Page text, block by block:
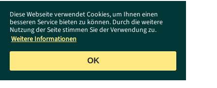
Diese Webseite verwendet Cookies, um Ihnen einen
besseren Service bieten zu können. Durch die weitere
Nutzung der Seite stimmen Sie der Verwendung zu.
Weitere Informationen
OK